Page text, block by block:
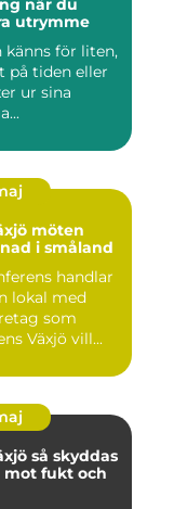
när du
utrymme
känns för liten,
på tiden eller
ur sina
i småland
handlar
lokal med
som
Växjö vill...
fukt och